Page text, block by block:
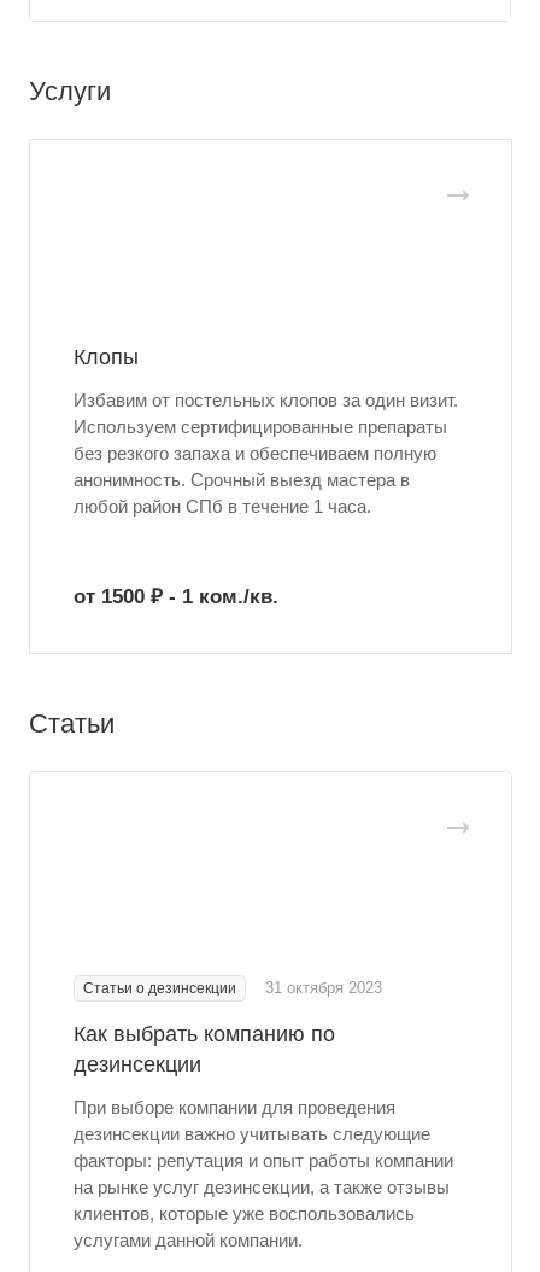
Услуги
Клопы
Избавим от постельных клопов за один визит.
Используем сертифицированные препараты
без резкого запаха и обеспечиваем полную
анонимность. Срочный выезд мастера в
любой район СПб в течение 1 часа.
от 1500 ₽ - 1 ком./кв.
Статьи
Статьи о дезинсекции 31 октября 2023
Как выбрать компанию по
дезинсекции
При выборе компании для проведения
дезинсекции важно учитывать следующие
факторы: репутация и опыт работы компании
на рынке услуг дезинсекции, а также отзывы
клиентов, которые уже воспользовались
услугами данной компании.